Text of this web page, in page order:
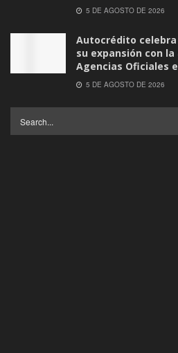
5 DE AGOSTO DE 2026
Autocrédito celebra
su expansión con
Agencias Oficiales
5 DE AGOSTO DE 2026